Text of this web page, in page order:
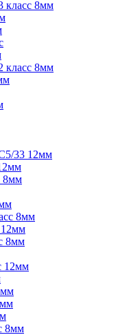
класс 8мм
класс 8мм
33 12мм
8мм
8мм
12мм
8мм
12мм
8мм